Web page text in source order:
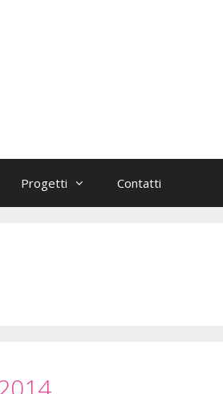
Progetti Contatti